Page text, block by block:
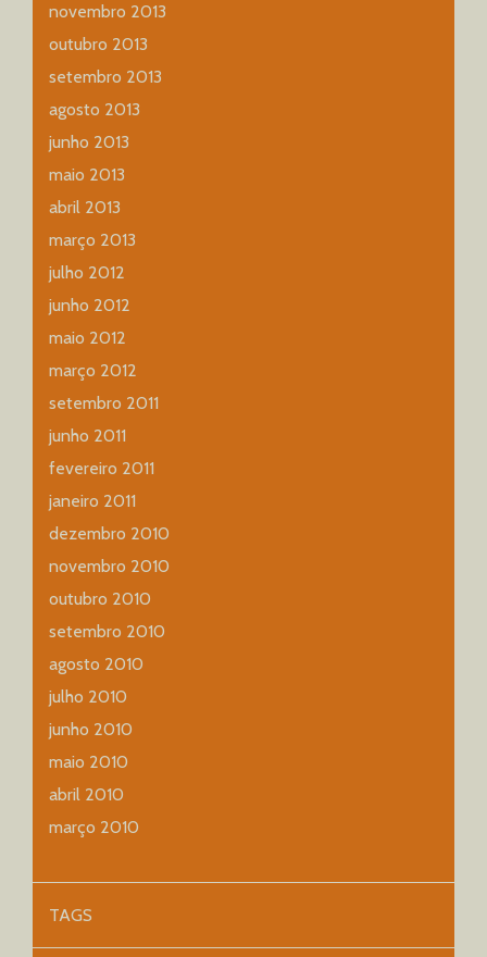
novembro 2013
outubro 2013
setembro 2013
agosto 2013
junho 2013
maio 2013
abril 2013
março 2013
julho 2012
junho 2012
maio 2012
março 2012
setembro 2011
junho 2011
fevereiro 2011
janeiro 2011
dezembro 2010
novembro 2010
outubro 2010
setembro 2010
agosto 2010
julho 2010
junho 2010
maio 2010
abril 2010
março 2010
TAGS